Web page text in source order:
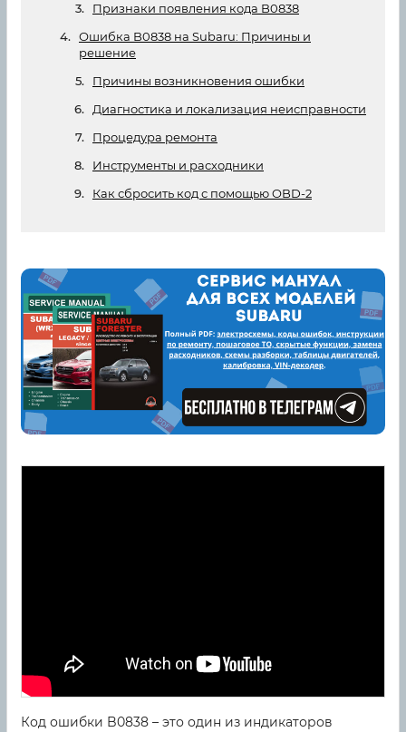
Признаки появления кода B0838
Ошибка B0838 на Subaru: Причины и
решение
Причины возникновения ошибки
Диагностика и локализация неисправности
Процедура ремонта
Инструменты и расходники
Как сбросить код с помощью OBD-2
Код ошибки B0838 – это один из индикаторов